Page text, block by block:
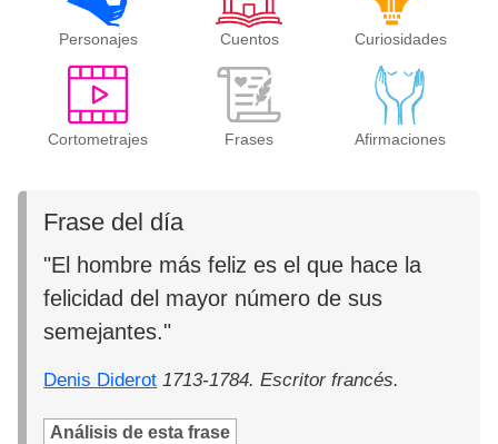
Personajes Cuentos Curiosidades
Cortometrajes Frases Afirmaciones
Frase del día
"El hombre más feliz es el que hace la
felicidad del mayor número de sus
semejantes."
Denis Diderot 1713-1784. Escritor francés.
Análisis de esta frase